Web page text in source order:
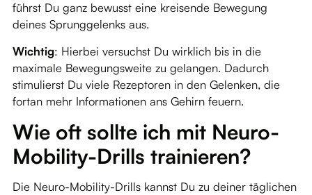
führst Du ganz bewusst eine kreisende Bewegung
deines Sprunggelenks aus.
Wichtig: Hierbei versuchst Du wirklich bis in die
maximale Bewegungsweite zu gelangen. Dadurch
stimulierst Du viele Rezeptoren in den Gelenken, die
fortan mehr Informationen ans Gehirn feuern.
Wie oft sollte ich mit Neuro-
Mobility-Drills trainieren?
Die Neuro-Mobility-Drills kannst Du zu deiner täglichen